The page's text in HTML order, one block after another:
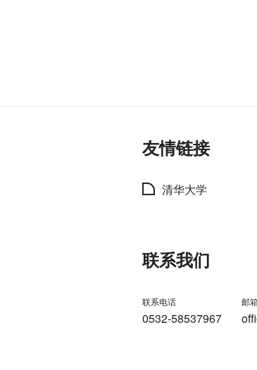
友情链接
清华大学
联系我们
联系电话
0532-58537967
邮箱